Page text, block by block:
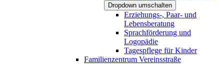
Dropdown umschalten
Erziehungs-, Paar- und
Lebensberatung
Sprachförderung und
Logopädie
Tagespflege für Kinder
Familienzentrum Vereinsstraße